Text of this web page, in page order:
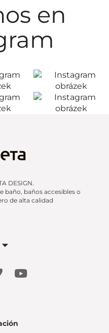
en
DESIGN.
baño, baños accesibles o
de alta calidad